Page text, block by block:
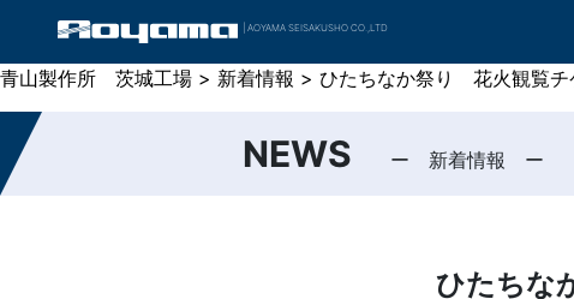
| AOYAMA SEISAKUSHO CO.,LTD
青山製作所 茨城工場 > 新着情報 > ひたちなか祭り 花火観覧チ
青山製作所 茨城工場 > 新着情報 > ひたちなか祭り 花火観覧チ
NEWS ー 新着情報 ー
ひたちな